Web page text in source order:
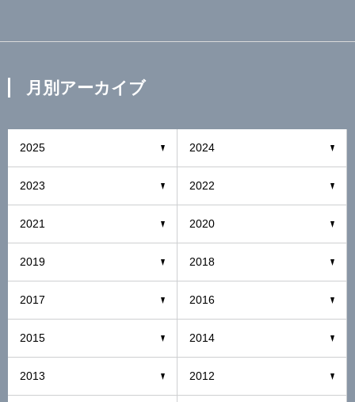
月別アーカイブ
2025 2024
2023 2022
2021 2020
2019 2018
2017 2016
2015 2014
2013 2012